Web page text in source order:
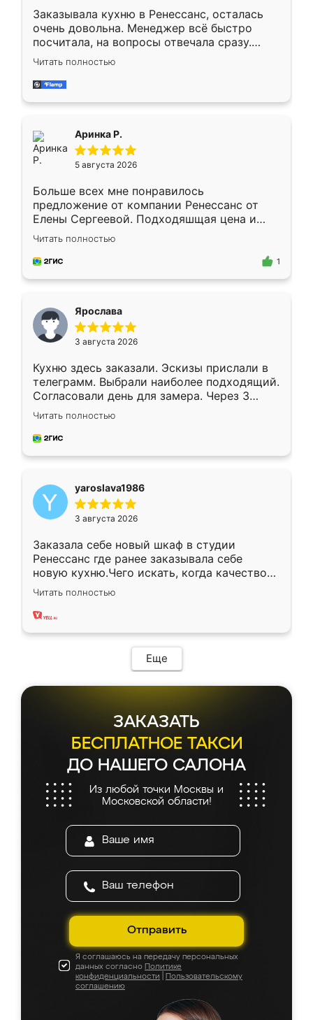
Заказывала кухню в Ренессанс, осталась
очень довольна. Менеджер всё быстро
посчитала, на вопросы отвечала сразу.
Замерщик приехал в субботу, подошёл к
делу со всей ответственностью. Собрали
за день, ребята работали аккуратно, даже
Читать полностью
Аринка Р.
5 августа 2026
Больше всех мне понравилось
предложение от компании Ренессанс от
Елены Сергеевой. Подходяшщая цена и
короткие сроки изготовления. Приехавший
для замера сотрудник Владислав
предложил по моему эскизу самый
Читать полностью
1
Ярослава
3 августа 2026
Кухню здесь заказали. Эскизы прислали в
телеграмм. Выбрали наиболее подходящий.
Согласовали день для замера. Через 3
недели кухня была уже готова. Остались
довольны работой. Спасибо Ренессанс
мебель за качественную работу!
Читать полностью
yaroslava1986
3 августа 2026
Заказала себе новый шкаф в студии
Ренессанс где ранее заказывала себе
новую кухню.Чего искать, когда качеством
вполне довольна. Служит кухня уже почти
два года, нареканий нет.
Читать полностью
Еще
ЗАКАЗАТЬ
БЕСПЛАТНОЕ ТАКСИ
ДО НАШЕГО САЛОНА
Из любой точки Москвы и
Московской области!
Отправить
Я соглашаюсь на передачу персональных
данных согласно Политике
конфиденциальности
Пользовательскому
соглашению